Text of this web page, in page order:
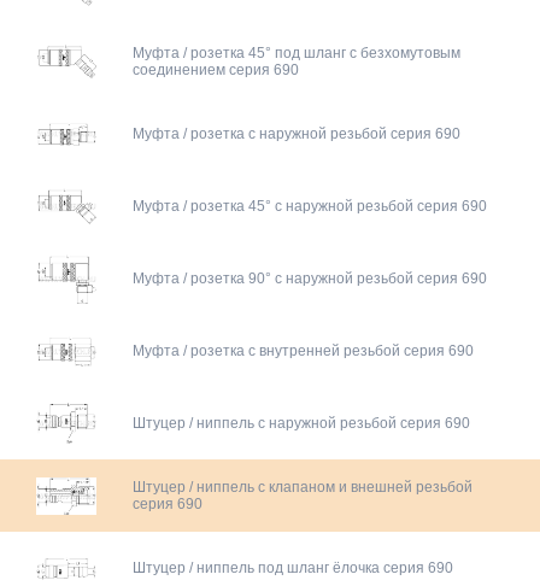
Муфта / розетка 45° под шланг с безхомутовым
соединением серия 690
Муфта / розетка с наружной резьбой серия 690
Муфта / розетка 45° с наружной резьбой серия 690
Муфта / розетка 90° с наружной резьбой серия 690
Муфта / розетка с внутренней резьбой серия 690
Штуцер / ниппель с наружной резьбой серия 690
Штуцер / ниппель с клапаном и внешней резьбой
серия 690
Штуцер / ниппель под шланг ёлочка серия 690